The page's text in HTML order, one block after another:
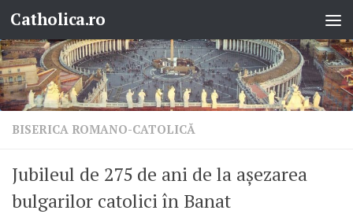
Skip to content
Catholica.ro
BISERICA ROMANO-CATOLICĂ
Jubileul de 275 de ani de la aşezarea
bulgarilor catolici în Banat